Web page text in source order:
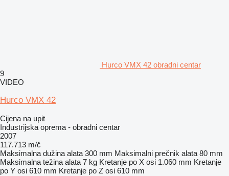
Hurco VMX 42 obradni centar
9
VIDEO
Hurco VMX 42
Cijena na upit
Industrijska oprema - obradni centar
2007
117.713 m/č
Maksimalna dužina alata 300 mm Maksimalni prečnik alata 80 mm
Maksimalna težina alata 7 kg Kretanje po X osi 1.060 mm Kretanje
po Y osi 610 mm Kretanje po Z osi 610 mm